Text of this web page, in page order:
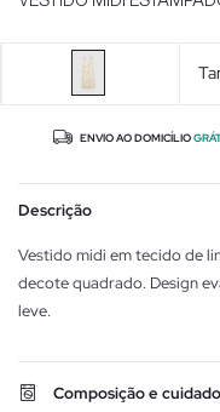
ENVIO AO DOMICÍLIO
Descrição
Vestido midi em tecido de
decote quadrado. Design
leve.
Composição e cuidado